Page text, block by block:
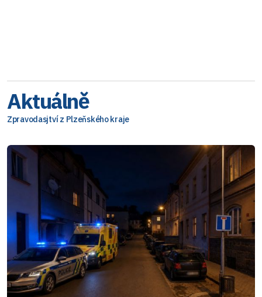
Aktuálně
Zpravodasjtví z Plzeňského kraje